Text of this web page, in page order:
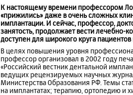
К настоящему времени профессором
«прижились» даже в очень сложных
имплантации. И сейчас, профессор,
занятость, продолжает вести лечебно-
доступен для широкого круга
В целях повышения уровня
профессор организовал в 2002 году
«Российский вестник дентальной
ведущих рецензируемых научных
Министерства Образования РФ. Темы
на имплантатах; терапию, ортопедию и